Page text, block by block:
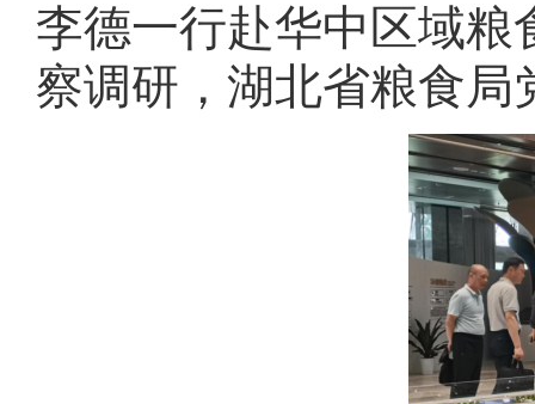
李德一行赴华中区域
察调研，湖北省粮食